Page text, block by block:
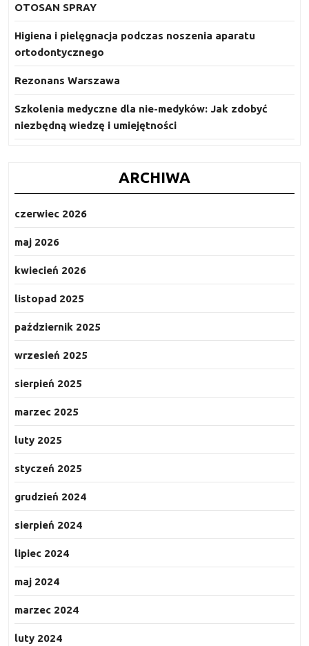
OTOSAN SPRAY
Higiena i pielęgnacja podczas noszenia aparatu
ortodontycznego
Rezonans Warszawa
Szkolenia medyczne dla nie-medyków: Jak zdobyć
niezbędną wiedzę i umiejętności
ARCHIWA
czerwiec 2026
maj 2026
kwiecień 2026
listopad 2025
październik 2025
wrzesień 2025
sierpień 2025
marzec 2025
luty 2025
styczeń 2025
grudzień 2024
sierpień 2024
lipiec 2024
maj 2024
marzec 2024
luty 2024